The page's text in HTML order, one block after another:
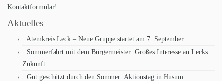
Kontaktformular!
Aktuelles
Atemkreis Leck – Neue Gruppe startet am 7. September
Sommerfahrt mit dem Bürgermeister: Großes Interesse an Lecks
Zukunft
Gut geschützt durch den Sommer: Aktionstag in Husum